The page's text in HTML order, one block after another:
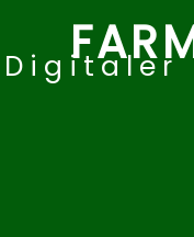
Digitaler